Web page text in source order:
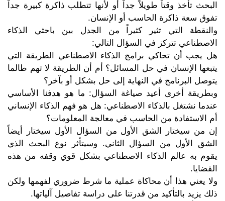
البحث تأخذ وقتاً طويلاً جداً أو لأنها تتطلب ذاكرة كبيرة جداً
تفوق سعة ذاكرة الحاسب أو الإنسان.
والنقطة التي تثير كثيراً من الجدل بين باحثي الذكاء
الاصطناعي تتركز في السؤال التالي:
هل يجب أن تحاكي برامج الذكاء الاصطناعي الطريقة التي
يتبعها الإنسان في حل المسائل؟ أم أن الطريقة لا تهم طالما
يتوصل البرنامج في النهاية إلى حل بشكل أو بآخر؟
وبطريقة أخرى أعيد صياغة السؤال: ما هو هدفنا الأساسي
عندما نشتغل بالذكاء الاصطناعي: هل هو فهم الذكاء الإنساني
أم الاستفادة من الحاسب في معالجة المعلومات؟
إن من سيختار الشق الأول من السؤال الأول سيختار أيضاً
الشق الأول من السؤال الثاني. وسيتأثر نوع البحث الذي
يقوم به عالم الذكاء الاصطناعي بشكل قوي وقفه من هذه
القضايا.
ولا يعني هذا أن محاكاة عملية ما شرط ضروري لفهمها ولكن
ذلك يزيد بالتأكيد من قدرتنا على دراسة تفاصيل آلياتها.